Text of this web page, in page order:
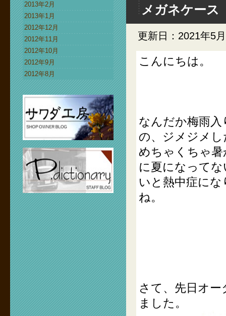
2013年2月
2013年1月
2012年12月
2012年11月
2012年10月
2012年9月
2012年8月
メガネケース
更新日：2021年5
こんにちは。
なんだか梅雨
の、ジメジメ
めちゃくちゃ
に夏になって
いと熱中症に
ね。
さて、先日オ
ました。